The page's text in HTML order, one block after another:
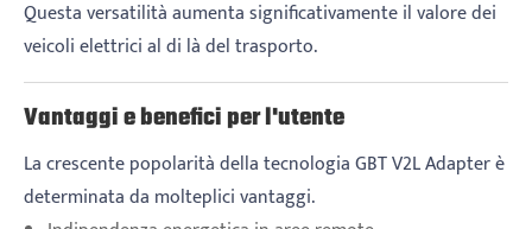
Questa versatilità aumenta significativamente il valore dei
veicoli elettrici al di là del trasporto.
Vantaggi e benefici per l'utente
La crescente popolarità della tecnologia GBT V2L Adapter è
determinata da molteplici vantaggi.